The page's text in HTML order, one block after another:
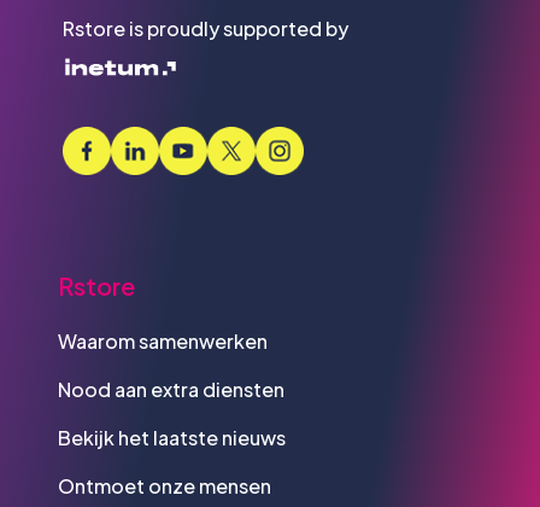
Rstore is proudly supported by
Rstore
Waarom samenwerken
Nood aan extra diensten
Bekijk het laatste nieuws
Ontmoet onze mensen